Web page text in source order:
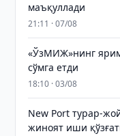
маъқуллади
21:11 · 07/08
«ЎзМИЖ»нинг
сўмга етди
18:10 · 03/08
New Port турар-
жиноят иши